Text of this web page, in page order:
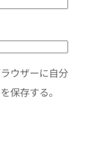
ウザーに自分
保存する。